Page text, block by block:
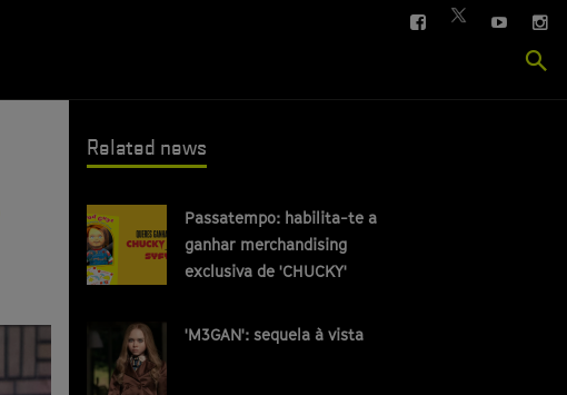
FACEBOOK
TWITTER
YOUTUBE
Related news
Passatempo: habilita-te a
ganhar merchandising
exclusiva de 'CHUCKY'
'M3GAN': sequela à vista